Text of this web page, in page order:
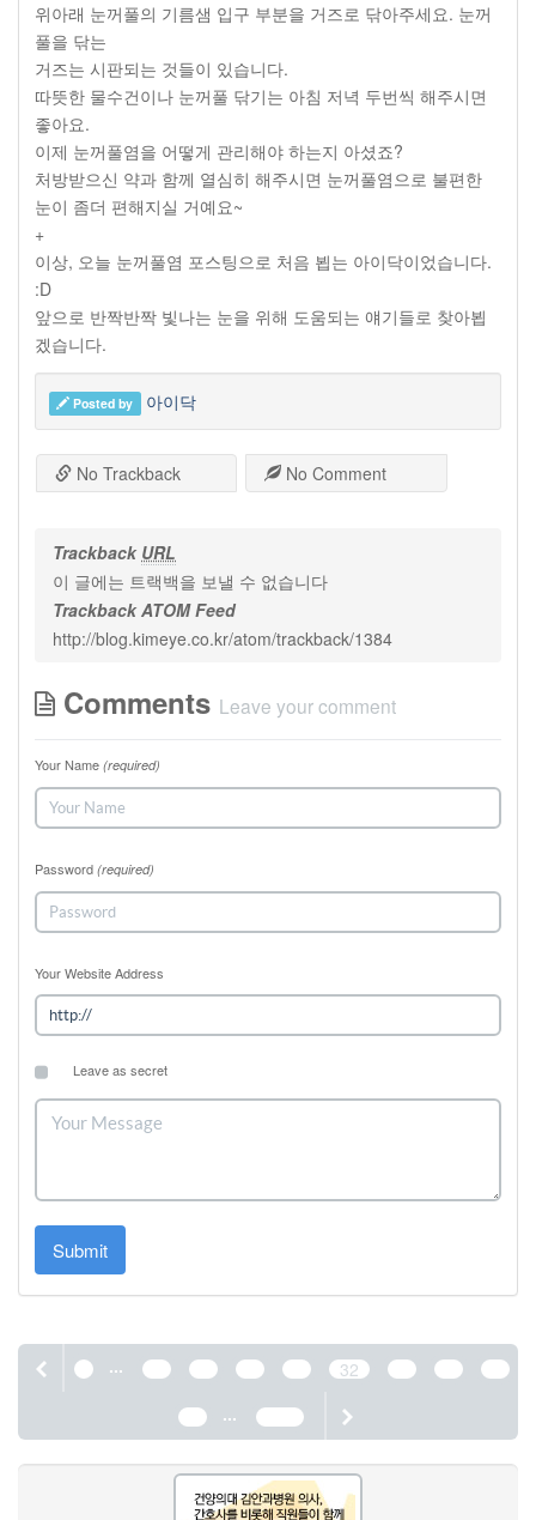
위아래 눈꺼풀의 기름샘 입구 부분을 거즈로 닦아주세요. 눈꺼
풀을 닦는
거즈는 시판되는 것들이 있습니다.
따뜻한 물수건이나 눈꺼풀 닦기는 아침 저녁 두번씩 해주시면
좋아요.
이제 눈꺼풀염을 어떻게 관리해야 하는지 아셨죠?
처방받으신 약과 함께 열심히 해주시면 눈꺼풀염으로 불편한
눈이 좀더 편해지실 거예요~
+
이상, 오늘 눈꺼풀염 포스팅으로 처음 뵙는 아이닥이었습니다.
:D
앞으로 반짝반짝 빛나는 눈을 위해 도움되는 얘기들로 찾아뵙
겠습니다.
Posted by 아이닥
No Trackback No Comment
Trackback URL
이 글에는 트랙백을 보낼 수 없습니다
Trackback ATOM Feed
http://blog.kimeye.co.kr/atom/trackback/1384
Comments Leave your comment
Your Name (required)
Password (required)
Your Website Address
Leave as secret
Submit
1 ... 28 29 30 31 32 33 34
35
36
... 1190